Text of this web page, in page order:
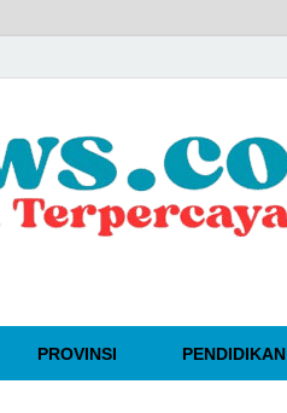
PROVINSI PENDIDIKAN